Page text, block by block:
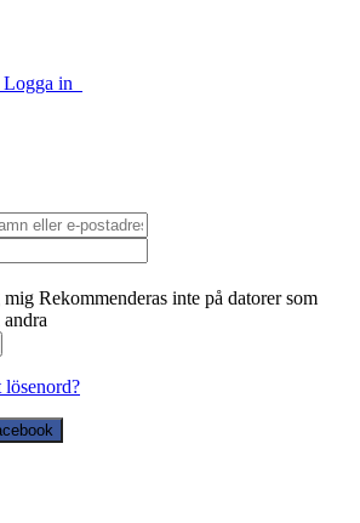
Logga in
mig Rekommenderas inte på datorer som
andra